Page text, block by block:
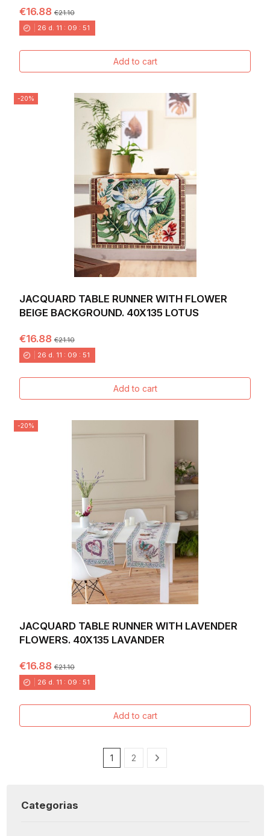
€16.88€21.10
26 d. 11 : 09 : 49
Add to cart
-20%
JACQUARD TABLE RUNNER WITH FLOWER
BEIGE BACKGROUND. 40X135 LOTUS
€16.88€21.10
26 d. 11 : 09 : 49
Add to cart
-20%
JACQUARD TABLE RUNNER WITH LAVENDER
FLOWERS. 40X135 LAVANDER
€16.88€21.10
26 d. 11 : 09 : 49
Add to cart
1 2
Categorias